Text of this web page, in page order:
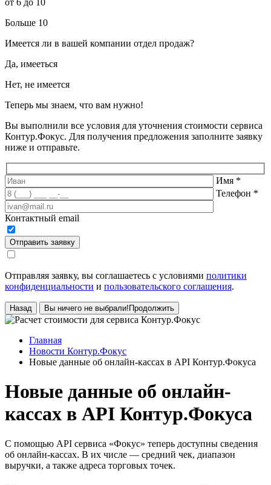
от 6 до 10
Больше 10
Имеется ли в вашей компании отдел продаж?
Да, имееться
Нет, не имеется
Теперь мы знаем, что вам нужно!
Вы выполнили все условия для уточнения стоимости сервиса
Контур.Фокус. Для получения предложения заполните заявку
ниже и отправьте.
Имя *
Телефон *
Контактный email
Отправить заявку
Отправляя заявку, вы соглашаетесь с условиями политики
конфиденциальности и пользовательского соглашения.
Назад Вы ничего не выбрали! Продолжить
Главная
Новости Контур.Фокус
Новые данные об онлайн-кассах в API Контур.Фокуса
Новые данные об онлайн-
кассах в API Контур.Фокуса
С помощью API сервиса «Фокус» теперь доступны сведения
об онлайн-кассах. В их числе — средний чек, диапазон
выручки, а также адреса торговых точек.